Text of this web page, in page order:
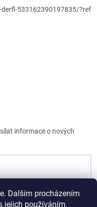
Dalším procházením
jejich používáním.
533162390197835/?ref
informace o nových